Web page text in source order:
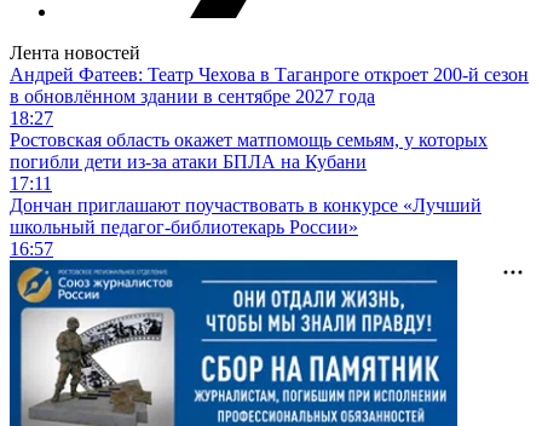
Лента новостей
Андрей Фатеев: Театр Чехова в Таганроге откроет 200-й сезон
в обновлённом здании в сентябре 2027 года
18:27
Ростовская область окажет матпомощь семьям, у которых
погибли дети из-за атаки БПЛА на Кубани
17:11
Дончан приглашают поучаствовать в конкурсе «Лучший
школьный педагог-библиотекарь России»
16:57